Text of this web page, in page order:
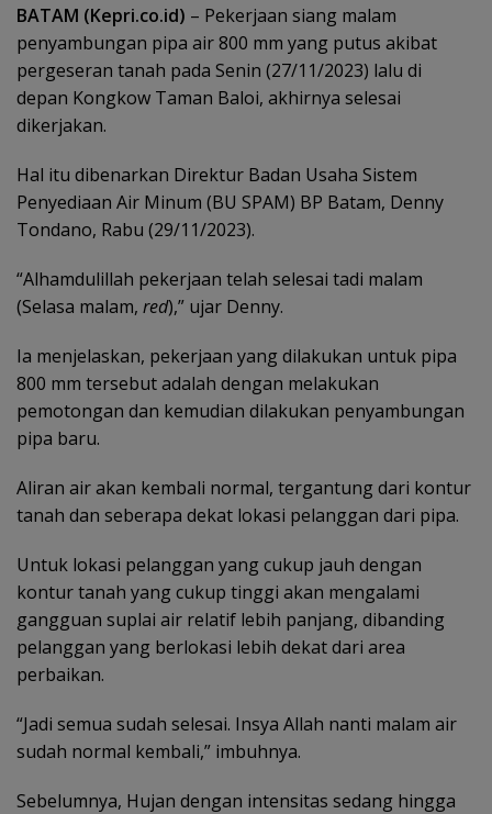
BATAM (Kepri.co.id) – Pekerjaan siang malam
penyambungan pipa air 800 mm yang putus akibat
pergeseran tanah pada Senin (27/11/2023) lalu di
depan Kongkow Taman Baloi, akhirnya selesai
dikerjakan.
Hal itu dibenarkan Direktur Badan Usaha Sistem
Penyediaan Air Minum (BU SPAM) BP Batam, Denny
Tondano, Rabu (29/11/2023).
“Alhamdulillah pekerjaan telah selesai tadi malam
(Selasa malam, red),” ujar Denny.
Ia menjelaskan, pekerjaan yang dilakukan untuk pipa
800 mm tersebut adalah dengan melakukan
pemotongan dan kemudian dilakukan penyambungan
pipa baru.
Aliran air akan kembali normal, tergantung dari kontur
tanah dan seberapa dekat lokasi pelanggan dari pipa.
Untuk lokasi pelanggan yang cukup jauh dengan
kontur tanah yang cukup tinggi akan mengalami
gangguan suplai air relatif lebih panjang, dibanding
pelanggan yang berlokasi lebih dekat dari area
perbaikan.
“Jadi semua sudah selesai. Insya Allah nanti malam air
sudah normal kembali,” imbuhnya.
Sebelumnya, Hujan dengan intensitas sedang hingga